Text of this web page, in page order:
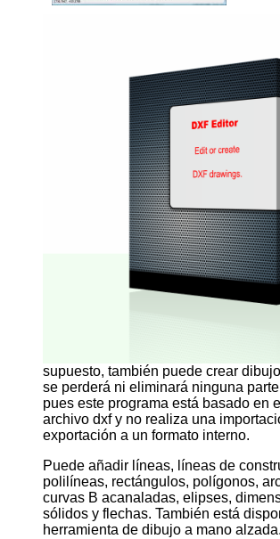
supuesto, también puede crear
se perderá ni eliminará ninguna
pues este programa está basado en
archivo dxf y no realiza una
exportación a un formato interno.
Puede añadir líneas, líneas de
polilíneas, rectángulos, polígonos,
curvas B acanaladas, elipses,
sólidos y flechas. También está
herramienta de dibujo a mano alzada.